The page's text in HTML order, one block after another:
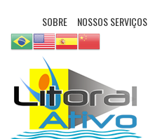
SOBRE NOSSOS SERVIÇOS